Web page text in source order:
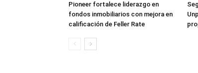
Pioneer fortalece liderazgo en
fondos inmobiliarios con mejora en
calificación de Feller Rate